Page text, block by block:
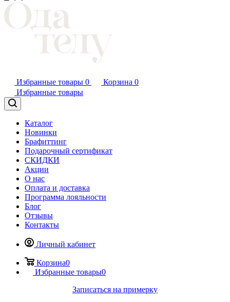
Избранные товары 0 Корзина 0
Избранные товары
Каталог
Новинки
Брафиттинг
Подарочный сертификат
СКИДКИ
Акции
О нас
Оплата и доставка
Программа лояльности
Блог
Отзывы
Контакты
Личный кабинет
Корзина0
Избранные товары0
Записаться на примерку